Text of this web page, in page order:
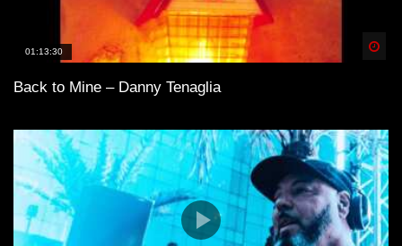
01:13:30
Back to Mine – Danny Tenaglia